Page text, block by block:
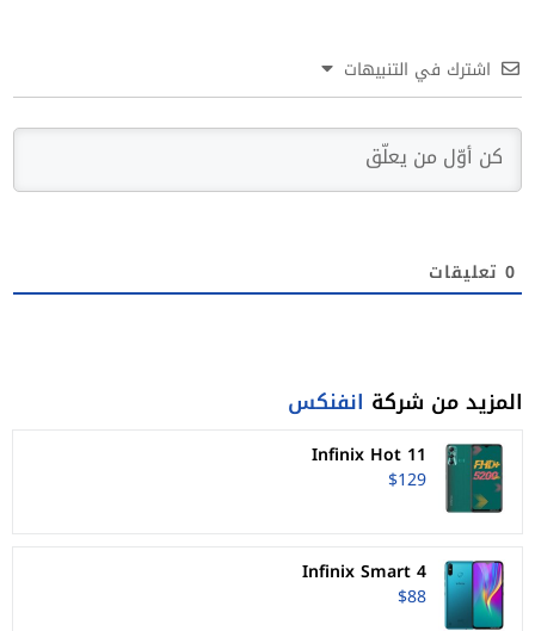
اشترك في التنبيهات
0 تعليقات
المزيد من شركة انفنكس
Infinix Hot 11
$129
Infinix Smart 4
$88